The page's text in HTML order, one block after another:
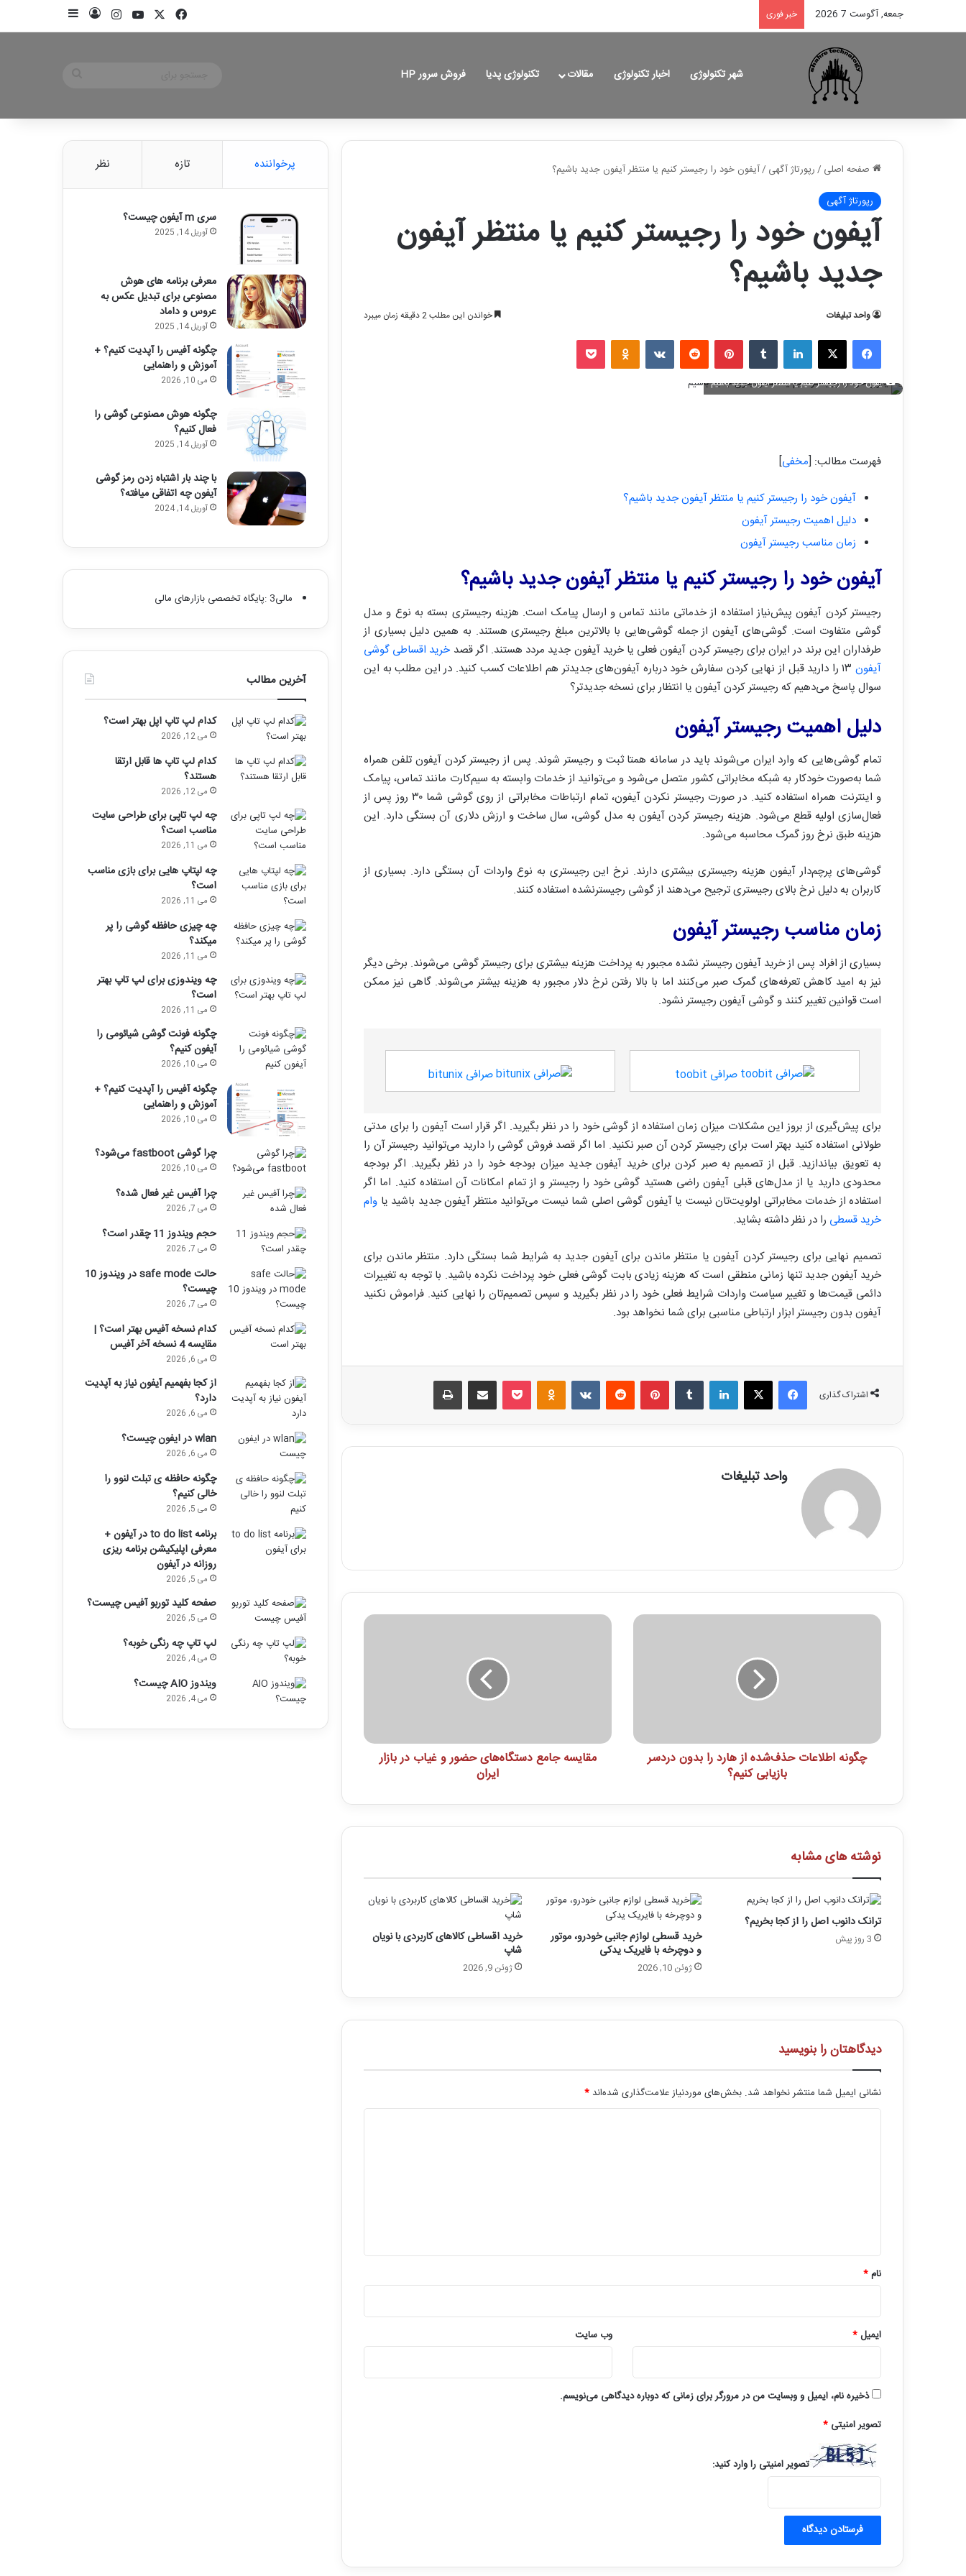
جمعه, آگوست 7 2026 خبر فوری فیسبوک یوتیوباینستاگرام
ورودسایدبار
شهر تکنولوژی اخبار تکنولوژی مقالات تکنولوژی پدیا فروش سرور HP
صفحه اصلی /رپورتاژ آگهی /آیفون خود را رجیستر کنیم یا منتظر آیفون جدید باشیم؟
رپورتاژ آگهی
آیفون خود را رجیستر کنیم یا منتظر آیفون
جدید باشیم؟
واحد تبلیغات خواندن این مطلب 2 دقیقه زمان میبرد
فیسبوک X لینکدین تامبلر پینترستردیت VKontakte
‫Odnoklassniki
پاکت
آیفون خود را رجیستر کنیم یا منتظر آیفون جدید باشیم
فهرست مطالب: [مخفی]
آیفون خود را رجیستر کنیم یا منتظر آیفون جدید باشیم؟
دلیل اهمیت رجیستر آیفون
زمان مناسب رجیستر آیفون
آیفون خود را رجیستر کنیم یا منتظر آیفون جدید باشیم؟
رجیستر کردن آیفون پیش‌نیاز استفاده از خدماتی مانند تماس و ارسال پیامک است. هزینه رجیستری بسته به نوع و مدل
گوشی متفاوت است. گوشی‌های آیفون از جمله گوشی‌هایی با بالاترین مبلغ رجیستری هستند. به همین دلیل بسیاری از
طرفداران این برند در ایران برای رجیستر کردن آیفون فعلی یا خرید آیفون جدید مردد هستند. اگر قصدخرید اقساطی گوشی
آیفون
۱۳ را دارید قبل از نهایی کردن سفارش خود درباره آیفون‌های جدیدتر هم اطلاعات کسب کنید. در این مطلب به این
سوال پاسخ می‌دهیم که رجیستر کردن آیفون یا انتظار برای نسخه جدیدتر؟
دلیل اهمیت رجیستر آیفون
تمام گوشی‌هایی که وارد ایران می‌شوند باید در سامانه همتا ثبت و رجیستر شوند. پس از رجیستر کردن آیفون تلفن همراه
شما به‌صورت خودکار به شبکه مخابراتی کشور متصل می‌شود و می‌توانید از خدمات وابسته به سیم‌کارت مانند تماس، پیامک
و اینترنت همراه استفاده کنید. در صورت رجیستر نکردن آیفون، تمام ارتباطات مخابراتی از روی گوشی شما ۳۰ روز پس از
فعال‌سازی اولیه قطع می‌شود. هزینه رجیستر کردن آیفون به مدل گوشی، سال ساخت و ارزش دلاری آن بستگی دارد. این
هزینه طبق نرخ روز گمرک محاسبه می‌شود.
گوشی‌های پرچم‌دار آیفون هزینه رجیستری بیشتری دارند. نرخ این رجیستری به نوع واردات آن بستگی دارد. بسیاری از
کاربران به دلیل نرخ بالای رجیستری ترجیح می‌دهند از گوشی رجیسترنشده استفاده کنند.
زمان مناسب رجیستر آیفون
بسیاری از افراد پس از خرید آیفون رجیستر نشده مجبور به پرداخت هزینه بیشتری برای رجیستر گوشی می‌شوند. برخی دیگر
نیز به امید کاهش تعرفه‌های گمرک صبر می‌کنند اما با بالا رفتن نرخ دلار مجبور به هزینه بیشتر می‌شوند. گاهی نیز ممکن
است قوانین تغییر کنند و گوشی آیفون رجیستر نشود.
صرافی toobit صرافی bitunix
برای پیش‌گیری از بروز این مشکلات میزان زمان استفاده از گوشی خود را در نظر بگیرید. اگر قرار است آیفون را برای مدتی
طولانی استفاده کنید بهتر است برای رجیستر کردن آن صبر نکنید. اما اگر قصد فروش گوشی را دارید می‌توانید رجیستر آن را
به تعویق بیاندازید. قبل از تصمیم به صبر کردن برای خرید آیفون جدید میزان بودجه خود را در نظر بگیرید. اگر بودجه
محدودی دارید یا از مدل‌های قبلی آیفون راضی هستید گوشی خود را رجیستر و از تمام امکانات آن استفاده کنید. اما اگر
استفاده از خدمات مخابراتی اولویت‌تان نیست یا آیفون گوشی اصلی شما نیست می‌توانید منتظر آیفون جدید باشید یا وام
خرید قسطی را در نظر داشته بشاید.
تصمیم نهایی برای رجیستر کردن آیفون یا منتظر ماندن برای آیفون جدید به شرایط شما بستگی دارد. منتظر ماندن برای
خرید آیفون جدید تنها زمانی منطقی است که هزینه زیادی بابت گوشی فعلی خود پرداخت نکرده باشید. با توجه به تغییرات
دائمی قیمت‌ها و تغییر سیاست واردات شرایط فعلی خود را در نظر بگیرید و سپس تصمیم‌تان را نهایی کنید. فراموش نکنید
آیفون بدون رجیستر ابزار ارتباطی مناسبی برای شما نخواهد بود.
اشتراک گذاری
فیسبوک X لینکدین تامبلر پینترستردیت VKontakte
‫Odnoklassniki
پاکت اشتراک گذاری از طریق ایمیل چاپ
واحد تبلیغات
چگونه اطلاعات حذف‌شده از هارد را بدون دردسر
بازیابی کنیم؟
مقایسه جامع دستگاه‌های حضور و غیاب در بازار
ایران
نوشته های مشابه
ترانک دانوب اصل را از کجا بخریم؟
3 روز پیش خرید قسطی لوازم جانبی خودرو، موتور
و دوچرخه با فایریک یدکی
ژوئن 10, 2026
خرید اقساطی کالاهای کاربردی با نویان
شاپ
ژوئن 9, 2026
دیدگاهتان را بنویسید
نشانی ایمیل شما منتشر نخواهد شد. بخش‌های موردنیاز علامت‌گذاری شده‌اند *
نام*
ایمیل* وب‌ سایت
ذخیره نام، ایمیل و وبسایت من در مرورگر برای زمانی که دوباره دیدگاهی می‌نویسم.
تصویر امنیتی *
تصویر امنیتی را وارد کنید:
پرخواننده تازه نظر
سری m آیفون چیست؟
آوریل 14, 2025
معرفی برنامه های هوش
مصنوعی برای تبدیل عکس به
عروس و داماد
آوریل 14, 2025
چگونه آفیس را آپدیت کنیم؟ +
آموزش و راهنمایی
می 10, 2026
چگونه هوش مصنوعی گوشی را
فعال کنیم؟
آوریل 14, 2025
با چند بار اشتباه زدن رمز گوشی
آیفون چه اتفاقی میافته؟
آوریل 14, 2024
مالی3 :پایگاه تخصصی بازارهای مالی
آخرین مطالب
کدام لپ تاپ اپل بهتر است؟
می 12, 2026
کدام لپ تاپ ها قابل ارتقا
هستند؟
می 12, 2026
چه لپ تاپی برای طراحی سایت
مناسب است؟
می 11, 2026
چه لپتاپ هایی برای بازی مناسب
است؟
می 11, 2026
چه چیزی حافظه گوشی را پر
میکند؟
می 11, 2026
چه ویندوزی برای لپ تاپ بهتر
است؟
می 11, 2026
چگونه فونت گوشی شیائومی را
آیفون کنیم؟
می 10, 2026
چگونه آفیس را آپدیت کنیم؟ +
آموزش و راهنمایی
می 10, 2026
چرا گوشی fastboot می‌شود؟
می 10, 2026
چرا آفیس غیر فعال شده؟
می 7, 2026
حجم ویندوز 11 چقدر است؟
می 7, 2026
حالت safe mode در ویندوز 10
چیست؟
می 7, 2026
کدام نسخه آفیس بهتر است؟ |
مقایسه 4 نسخه آخر آفیس
می 6, 2026
از کجا بفهمیم آیفون نیاز به آپدیت
دارد؟
می 6, 2026
wlan در ایفون چیست؟
می 6, 2026
چگونه حافظه ی تبلت لنوو را
خالی کنیم؟
می 5, 2026
برنامه to do list در آیفون +
معرفی اپلیکیشن برنامه ریزی
روزانه در آیفون
می 5, 2026
صفحه کلید توربو آفیس چیست؟
می 5, 2026
لپ تاپ چه رنگی خوبه؟
می 4, 2026
ویندوز AIO چیست؟
می 4, 2026